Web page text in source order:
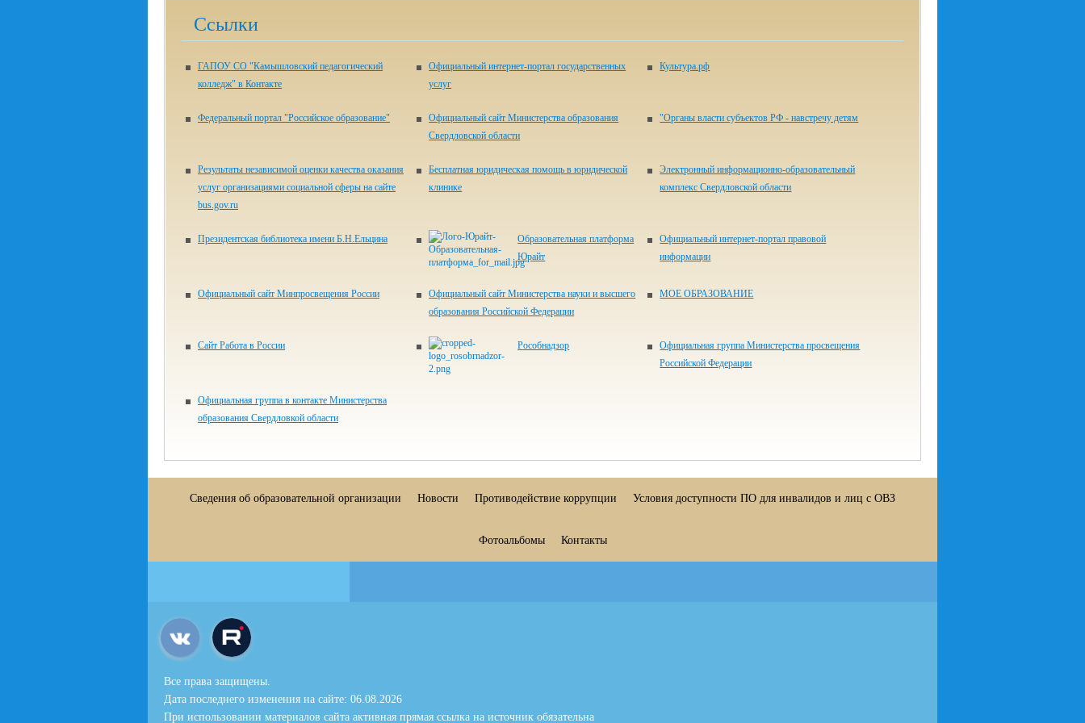
Ссылки
ГАПОУ СО "Камышловский педагогический
колледж" в Контакте
Официальный интернет-портал государственных
услуг
Культура.рф
Федеральный портал "Российское образование"
Официальный сайт Министерства образования
Свердловской области
"Органы власти субъектов РФ - навстречу детям
Результаты независимой оценки качества оказания
услуг организациями социальной сферы на сайте
bus.gov.ru
Бесплатная юридическая помощь в юридической
клинике
Электронный информационно-образовательный
комплекс Свердловской области
Президентская библиотека имени Б.Н.Ельцина
Образовательная платформа
Юрайт
Официальный интернет-портал правовой
информации
Официальный сайт Минпросвещения России
Официальный сайт Министерства науки и высшего
образования Российской Федерации
МОЕ ОБРАЗОВАНИЕ
Сайт Работа в России Рособнадзор
Официальная группа Министерства просвещения
Российской Федерации
Официальная группа в контакте Министерства
образования Свердловкой области
Сведения об образовательной организации Новости Противодействие коррупции Условия доступности ПО для инвалидов и лиц с ОВЗ
Фотоальбомы Контакты
Все права защищены.
Дата последнего изменения на сайте: 06.08.2026
При использовании материалов сайта активная прямая ссылка на источник обязательна